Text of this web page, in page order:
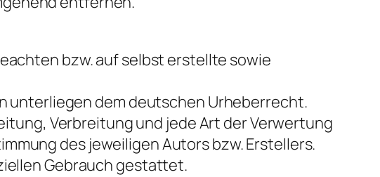
bzw. auf selbst erstellte sowie
unterliegen dem deutschen Urheberrecht.
Verbreitung und jede Art der Verwertung
des jeweiligen Autors bzw. Erstellers.
Gebrauch gestattet.